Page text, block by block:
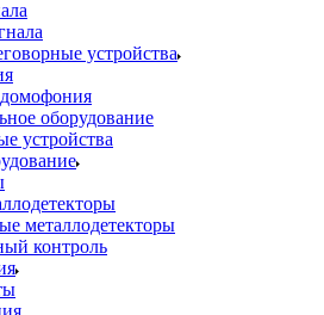
устройства
оборудование
устройства
металлодетекторы
контроль